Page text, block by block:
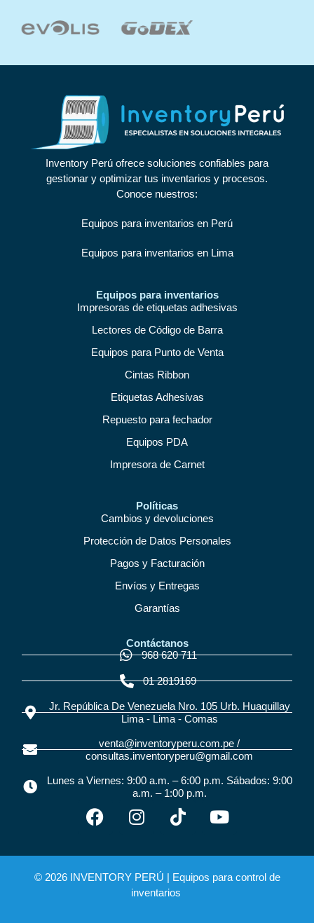
Inventory Perú ofrece soluciones confiables para
gestionar y optimizar tus inventarios y procesos.
Conoce nuestros:
Equipos para inventarios en Perú
Equipos para inventarios en Lima
Equipos para inventarios
Impresoras de etiquetas adhesivas
Lectores de Código de Barra
Equipos para Punto de Venta
Cintas Ribbon
Etiquetas Adhesivas
Repuesto para fechador
Equipos PDA
Impresora de Carnet
Políticas
Cambios y devoluciones
Protección de Datos Personales
Pagos y Facturación
Envíos y Entregas
Garantías
Contáctanos
968 620 711
01 2819169
Jr. República De Venezuela Nro. 105 Urb. Huaquillay
Lima - Lima - Comas
venta@inventoryperu.com.pe /
consultas.inventoryperu@gmail.com
Lunes a Viernes: 9:00 a.m. – 6:00 p.m. Sábados: 9:00
a.m. – 1:00 p.m.
© 2026 INVENTORY PERÚ | Equipos para control de
inventarios